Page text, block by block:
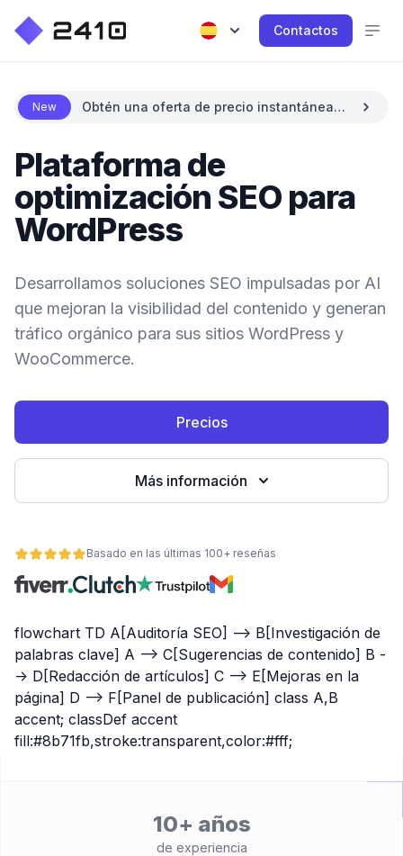
Contactos
New
Obtén una oferta de precio instantánea
Plataforma de
optimización SEO para
WordPress
Desarrollamos soluciones SEO impulsadas por AI
que mejoran la visibilidad del contenido y generan
tráfico orgánico para sus sitios WordPress y
WooCommerce.
Precios
Más información
Basado en las últimas 100+ reseñas
flowchart TD A[Auditoría SEO] --> B[Investigación de
palabras clave] A --> C[Sugerencias de contenido] B -
-> D[Redacción de artículos] C --> E[Mejoras en la
página] D --> F[Panel de publicación] class A,B
accent; classDef accent
fill:#8b71fb,stroke:transparent,color:#fff;
10+ años
de experiencia